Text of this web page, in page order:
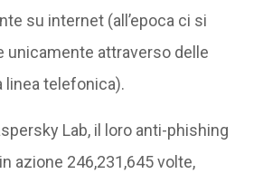
su internet (all’epoca ci si
unicamente attraverso delle
linea telefonica).
Lab, il loro anti-phishing
azione 246,231,645 volte,